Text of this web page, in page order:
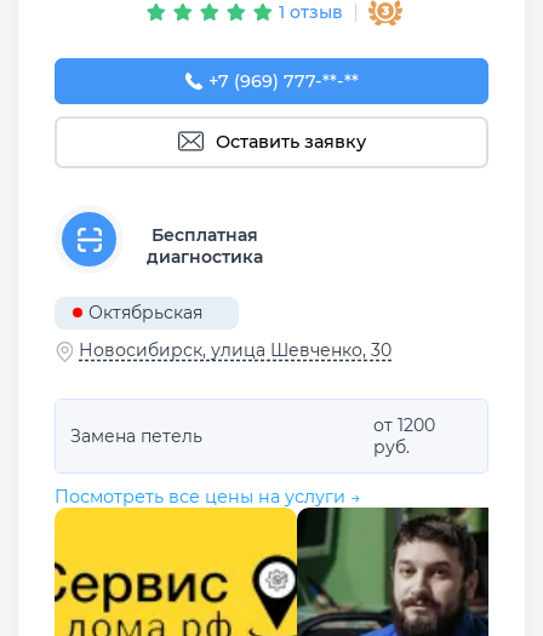
1 отзыв
+7 (969) 777-50-55
+7 (969) 777-**-**
Оставить заявку
Бесплатная
диагностика
Октябрьская
Новосибирск, улица Шевченко, 30
Замена петель
от 1200
руб.
Посмотреть все цены на услуги →